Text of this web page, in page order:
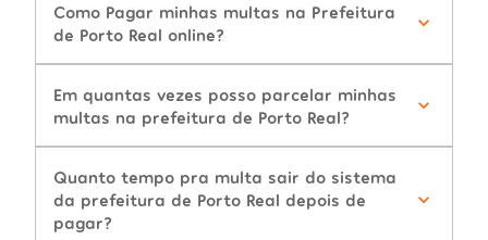
Como Pagar minhas multas na Prefeitura
de Porto Real online?
Em quantas vezes posso parcelar minhas
multas na prefeitura de Porto Real?
Quanto tempo pra multa sair do sistema
da prefeitura de Porto Real depois de
pagar?